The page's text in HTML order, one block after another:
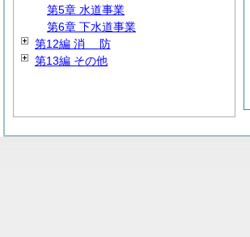
第5章 水道事業
第6章 下水道事業
第12編 消 防
第13編 その他